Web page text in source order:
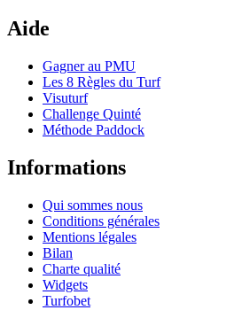
Aide
Gagner au PMU
Les 8 Règles du Turf
Visuturf
Challenge Quinté
Méthode Paddock
Informations
Qui sommes nous
Conditions générales
Mentions légales
Bilan
Charte qualité
Widgets
Turfobet